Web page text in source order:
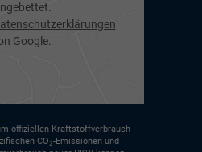
Google.
offiziellen Kraftstoffverbrauch
CO2-Emissionen und